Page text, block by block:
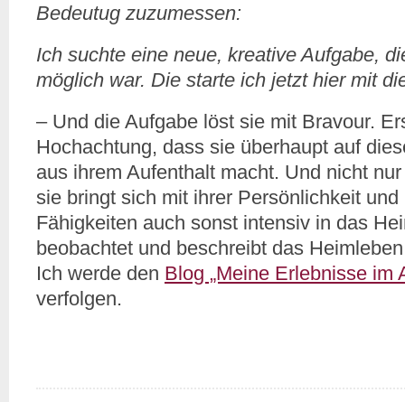
Bedeutug zuzumessen:
Ich suchte eine neue, kreative Aufgabe,
möglich war. Die starte ich jetzt hier mit
– Und die Aufgabe löst sie mit Bravour.
Hochachtung, dass sie überhaupt auf
aus ihrem Aufenthalt macht. Und nicht
sie bringt sich mit ihrer Persönlichkeit
Fähigkeiten auch sonst intensiv in das
beobachtet und beschreibt das
Ich werde den Blog „Meine Erlebnisse im
verfolgen.